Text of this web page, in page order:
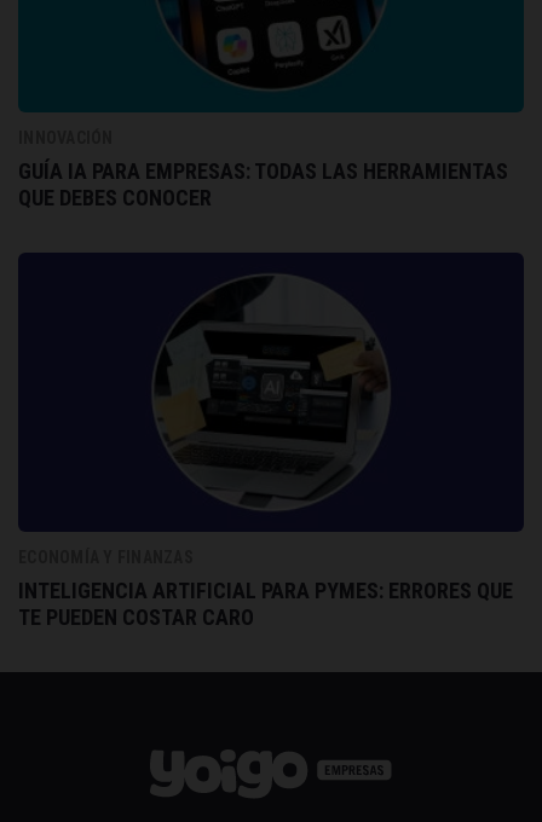
GUÍA IA PARA EMPRESAS: TODAS LAS HERRAMIENTAS
QUE DEBES CONOCER
INTELIGENCIA ARTIFICIAL PARA PYMES: ERRORES QUE
TE PUEDEN COSTAR CARO